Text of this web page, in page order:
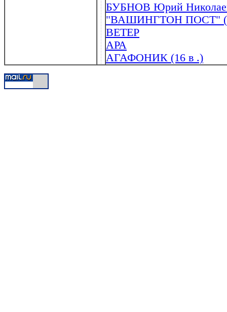
БУБНОВ Юрий
"ВАШИНГТОН ПОСТ"
ВЕТЕР
АРА
АГАФОНИК (16 в .)